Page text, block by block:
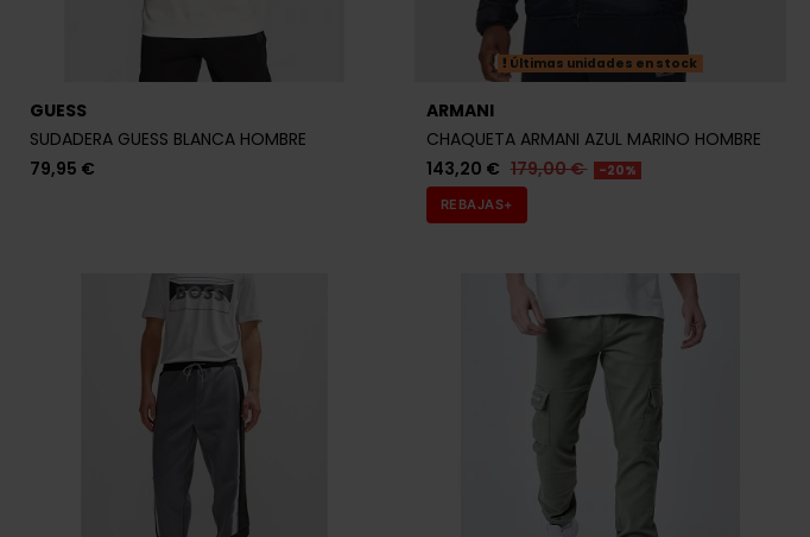
GUESS
SUDADERA GUESS BLANCA HOMBRE
79,95 €
Últimas unidades en stock
ARMANI
CHAQUETA ARMANI AZUL MARINO HOMBRE
143,20 € 179,00 € -20%
REBAJAS+